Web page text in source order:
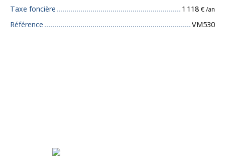
Taxe foncière
1 118 € /an
Référence VM530